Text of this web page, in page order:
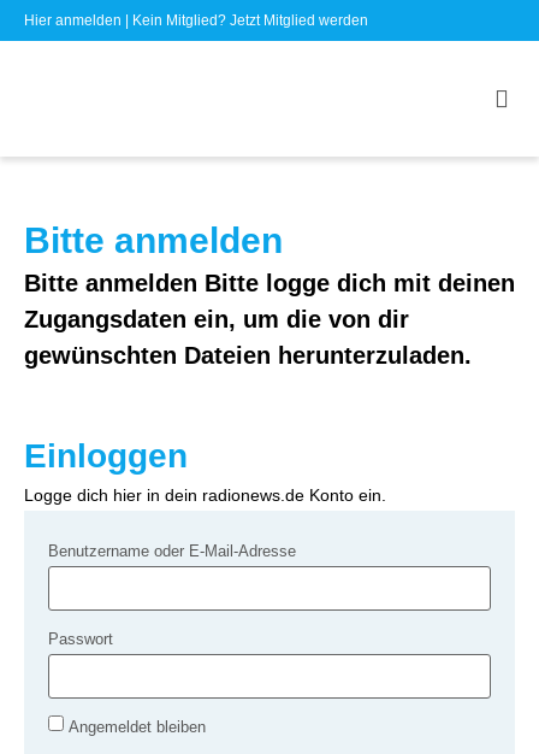
Hier anmelden | Kein Mitglied? Jetzt Mitglied werden
Bitte anmelden
Bitte anmelden Bitte logge dich mit deinen
Zugangsdaten ein, um die von dir
gewünschten Dateien herunterzuladen.
Einloggen
Logge dich hier in dein radionews.de Konto ein.
Benutzername oder E-Mail-Adresse
Passwort
Angemeldet bleiben